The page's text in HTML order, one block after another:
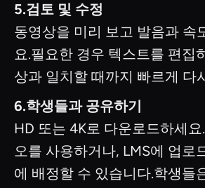
5.검토 및 수정
동영상을 미리 보고 발음과 속
요.필요한 경우 텍스트를 편집
상과 일치할 때까지 빠르게 다
6.학생들과 공유하기
HD 또는 4K로 다운로드하세
오를 사용하거나, LMS에 업로
에 배정할 수 있습니다.학생들